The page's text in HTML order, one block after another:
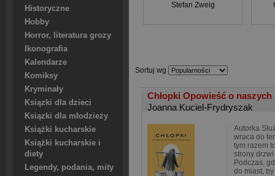
Historyczne
Hobby
Horror, literatura grozy
Ikonografia
Kalendarze
Komiksy
Kryminały
Ksiązki dla dzieci
Ksiązki dla młodzieży
Książki kucharskie
Książki kucharskie i
diety
Legendy, podania, mity
Stefan Zweig
Sortuj wg
Chłopki Opowieść o
Joanna Kuciel-Frydryszak
Autorka
wraca do
tym razem
strony drzwi
Podczas,
do miast,